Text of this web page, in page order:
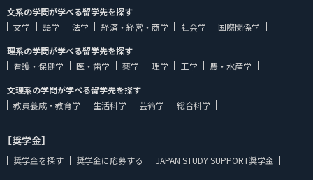
文系の学問が学べる留学先を探す
文学
語学 法学 経済・経営・商学 社会学
国際関係学
理系の学問が学べる留学先を探す
看護・保健学
医・歯学 薬学 理学 工学
農・水産学
文理系の学問が学べる留学先を探す
教員養成・教育学
生活科学 芸術学 総合科学
【奨学金】
奨学金を探す 奨学金に応募する JAPAN STUDY SUPPORT奨学金